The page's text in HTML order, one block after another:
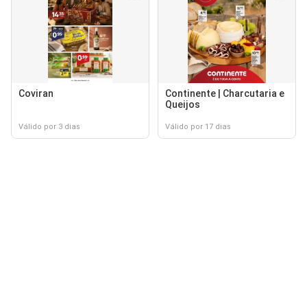
Coviran
Válido por 3 dias
Continente | Charcutaria e
Queijos
Válido por 17 dias